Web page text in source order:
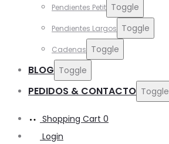
Pendientes Petit Toggle
Pendientes Largos Toggle
Cadenas Toggle
BLOG Toggle
PEDIDOS & CONTACTO Toggle
Shopping Cart 0
Login